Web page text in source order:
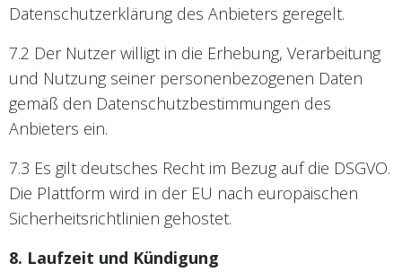
Datenschutzerklärung des Anbieters geregelt.
7.2 Der Nutzer willigt in die Erhebung, Verarbeitung
und Nutzung seiner personenbezogenen Daten
gemäß den Datenschutzbestimmungen des
Anbieters ein.
7.3 Es gilt deutsches Recht im Bezug auf die DSGVO.
Die Plattform wird in der EU nach europäischen
Sicherheitsrichtlinien gehostet.
8. Laufzeit und Kündigung